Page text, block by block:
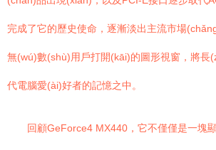
完成了它的歷史使命，逐漸淡出主流市場
無(wú)數(shù)用戶打開(kāi)的圖形視窗，將長
代電腦愛(ài)好者的記憶之中。
回顧GeForce4 MX440，它不僅僅是一塊